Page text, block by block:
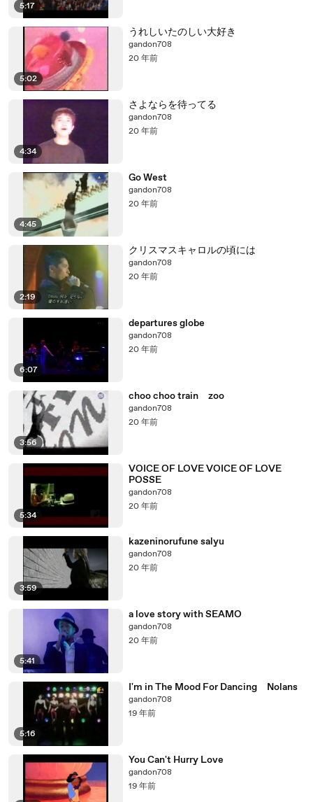
5:17
5:02
うれしいたのしい大好き
gandon708
20 年前
4:34
さよならを待ってる
gandon708
20 年前
4:45
Go West
gandon708
20 年前
2:19
クリスマスキャロルの頃には
gandon708
20 年前
6:07
departures globe
gandon708
20 年前
3:56
choo choo train zoo
gandon708
20 年前
5:34
VOICE OF LOVE VOICE OF LOVE
POSSE
gandon708
20 年前
3:59
kazeninorufune salyu
gandon708
20 年前
5:41
a love story with SEAMO
gandon708
20 年前
5:16
I'm in The Mood For Dancing Nolans
gandon708
19 年前
You Can't Hurry Love
gandon708
19 年前